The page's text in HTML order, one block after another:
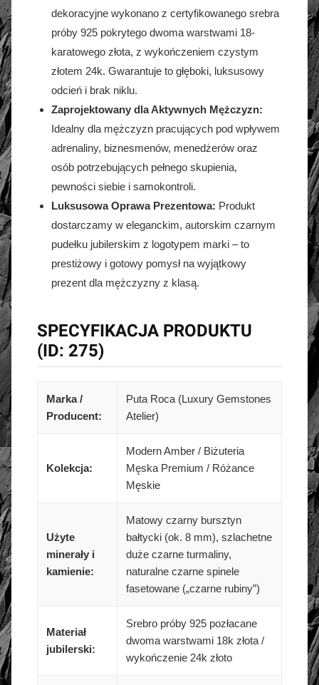
dekoracyjne wykonano z certyfikowanego srebra
próby 925 pokrytego dwoma warstwami 18-
karatowego złota, z wykończeniem czystym
złotem 24k. Gwarantuje to głęboki, luksusowy
odcień i brak niklu.
Zaprojektowany dla Aktywnych Mężczyzn:
Idealny dla mężczyzn pracujących pod wpływem
adrenaliny, biznesmenów, menedżerów oraz
osób potrzebujących pełnego skupienia,
pewności siebie i samokontroli.
Luksusowa Oprawa Prezentowa: Produkt
dostarczamy w eleganckim, autorskim czarnym
pudełku jubilerskim z logotypem marki – to
prestiżowy i gotowy pomysł na wyjątkowy
prezent dla mężczyzny z klasą.
SPECYFIKACJA PRODUKTU
(ID: 275)
Marka /
Producent:
Puta Roca (Luxury Gemstones
Atelier)
Kolekcja:
Modern Amber / Biżuteria
Męska Premium / Różance
Męskie
Użyte
minerały i
kamienie:
Matowy czarny bursztyn
bałtycki (ok. 8 mm), szlachetne
duże czarne turmaliny,
naturalne czarne spinele
fasetowane („czarne rubiny”)
Materiał
jubilerski:
Srebro próby 925 pozłacane
dwoma warstwami 18k złota /
wykończenie 24k złoto